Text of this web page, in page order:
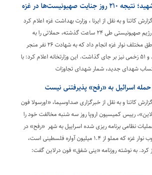
کاتنا و به نقل از ایرنا ، وزارت بهداشت غزه اعلام کرد
که رژیم صهیونیستی طی ۲۴ ساعت گذشته، حملاتی را به
مناطق مختلف نوار غزه انجام داد که به شهادت ۲۶ نفر منجر
شد و ۵۱ زخمی نیز بر جای گذاشت. این وزارتخانه اعلام کرد: با
شهدای جدید، شمار شهدای تجاوزات
اسرائیل به «رفح» پذیرفتنی نیست
کاتنا و به نقل از خبرگزاری صداوسیما، «اورسولا فون
رییس کمیسیون اروپا روز سه شنبه مخالفت خود را
نظامی برنامه ریزی شده اسراییل به شهر «رفح» در
جنوب نوار غزه که مملو از ۱.۴ میلیون آواره فلسطینی است،
کرد. به نوشته روزنامه «ینی شفق» فون درلاین گفت: